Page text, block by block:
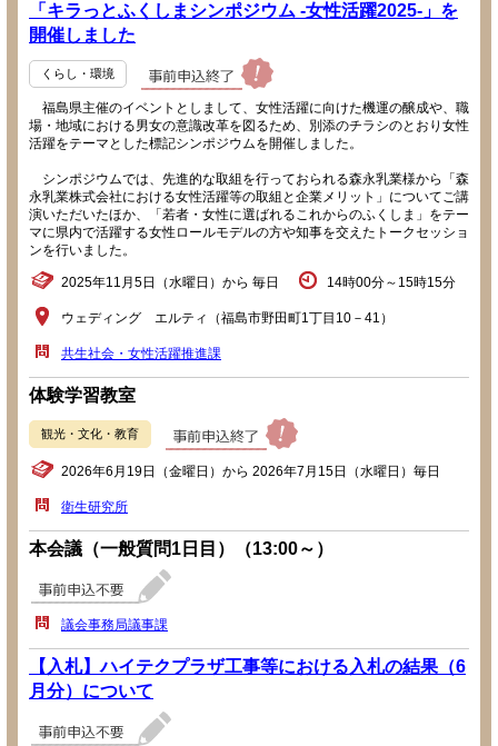
「キラっとふくしまシンポジウム -女性活躍2025-」を
開催しました
くらし・環境
福島県主催のイベントとしまして、女性活躍に向けた機運の醸成や、職
場・地域における男女の意識改革を図るため、別添のチラシのとおり女性
活躍をテーマとした標記シンポジウムを開催しました。
シンポジウムでは、先進的な取組を行っておられる森永乳業様から「森
永乳業株式会社における女性活躍等の取組と企業メリット」についてご講
演いただいたほか、「若者・女性に選ばれるこれからのふくしま」をテー
マに県内で活躍する女性ロールモデルの方や知事を交えたトークセッショ
ンを行いました。
2025年11月5日（水曜日）から 毎日 14時00分～15時15分
ウェディング エルティ（福島市野田町1丁目10－41）
共生社会・女性活躍推進課
体験学習教室
観光・文化・教育
2026年6月19日（金曜日）から 2026年7月15日（水曜日）毎日
衛生研究所
本会議（一般質問1日目）（13:00～）
議会事務局議事課
【入札】ハイテクプラザ工事等における入札の結果（6
月分）について